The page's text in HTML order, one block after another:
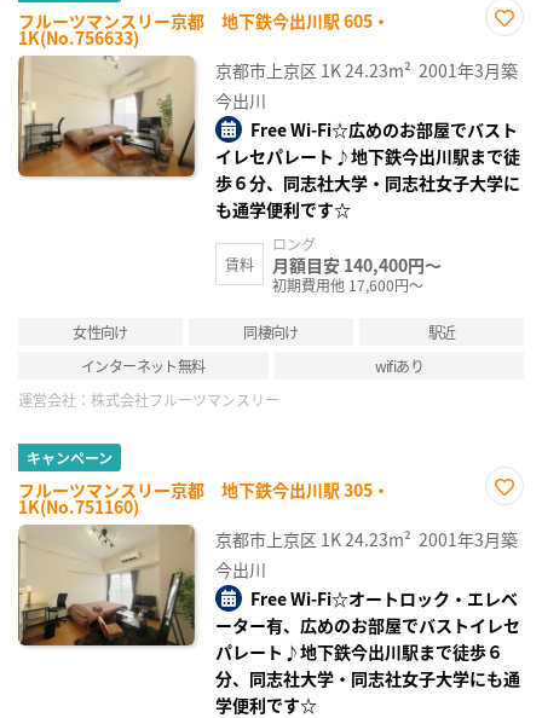
フルーツマンスリー京都 地下鉄今出川駅 605・
1K(No.756633)
に入
り登
京都市上京区 1K24.23m² 2001年3月築
今出川
Free Wi-Fi☆広めのお部屋でバスト
イレセパレート♪地下鉄今出川駅まで徒
歩６分、同志社大学・同志社女子大学に
も通学便利です☆
賃料
ロング
月額目安 140,400円～
初期費用他 17,600円～
女性向け 同棲向け
駅近
インターネット無料
wifiあり
運営会社： 株式会社フルーツマンスリー
キャンペーン
フルーツマンスリー京都 地下鉄今出川駅 305・
1K(No.751160)
に入
り登
京都市上京区 1K24.23m² 2001年3月築
今出川
Free Wi-Fi☆オートロック・エレベ
ーター有、広めのお部屋でバストイレセ
パレート♪地下鉄今出川駅まで徒歩６
分、同志社大学・同志社女子大学にも通
学便利です☆